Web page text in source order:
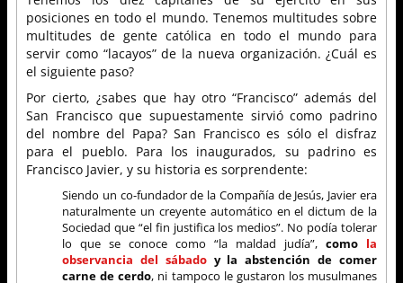
posiciones en todo el mundo. Tenemos multitudes sobre
multitudes de gente católica en todo el mundo para
servir como “lacayos” de la nueva organización. ¿Cuál es
el siguiente paso?
Por cierto, ¿sabes que hay otro “Francisco” además del
San Francisco que supuestamente sirvió como padrino
del nombre del Papa? San Francisco es sólo el disfraz
para el pueblo. Para los inaugurados, su padrino es
Francisco Javier, y su historia es sorprendente:
Siendo un co-fundador de la Compañía de Jesús, Javier era
naturalmente un creyente automático en el dictum de la
Sociedad que “el fin justifica los medios”. No podía tolerar
lo que se conoce como “la maldad judía”, como la
observancia del sábadoy la abstención de comer
carne de cerdo, ni tampoco le gustaron los musulmanes